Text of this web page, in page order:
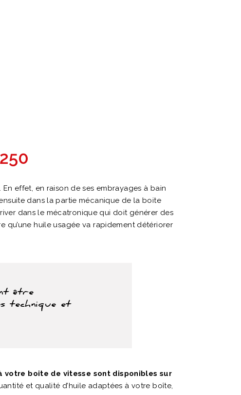
. En effet, en raison de ses embrayages à bain
dans la partie mécanique de la boite
dans le mécatronique qui doit générer des
qu’une huile usagée va rapidement détériorer
être
technique et
votre boite de vitesse sont disponibles sur
et qualité d’huile adaptées à votre boîte,